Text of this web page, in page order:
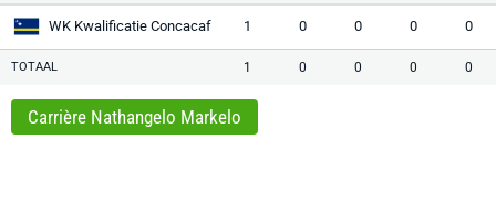
WK Kwalificatie Concacaf 1 0 0 0 0
TOTAAL 1 0 0 0 0
Carrière Nathangelo Markelo